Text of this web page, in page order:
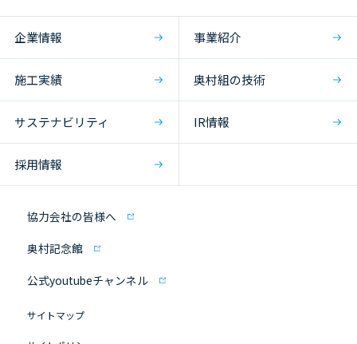
企業情報 事業紹介
施工実績 奥村組の技術
サステナビリティ IR情報
採用情報
協力会社の皆様へ
奥村記念館
公式youtubeチャンネル
サイトマップ